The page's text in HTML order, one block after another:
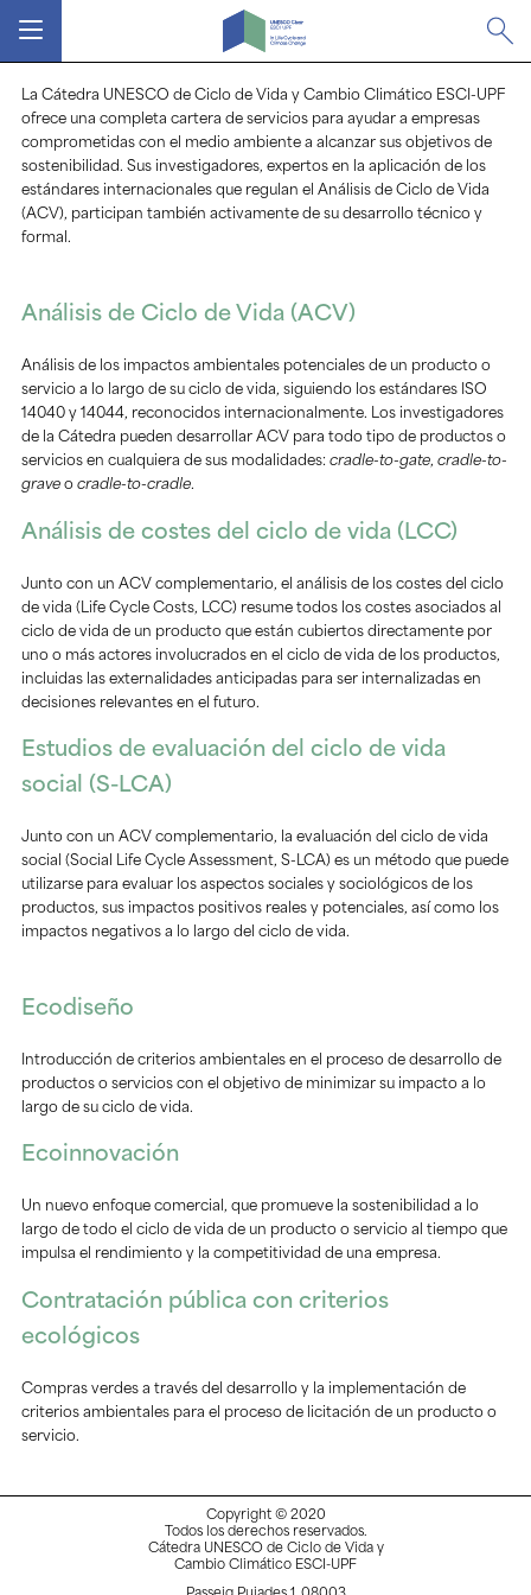
MENÚ
La Cátedra UNESCO de Ciclo de Vida y Cambio Climático ESCI-UPF
ofrece una completa cartera de servicios para ayudar a empresas
comprometidas con el medio ambiente a alcanzar sus objetivos de
sostenibilidad. Sus investigadores, expertos en la aplicación de los
estándares internacionales que regulan el Análisis de Ciclo de Vida
(ACV), participan también activamente de su desarrollo técnico y
formal.
Análisis de Ciclo de Vida (ACV)
Análisis de los impactos ambientales potenciales de un producto o
servicio a lo largo de su ciclo de vida, siguiendo los estándares ISO
14040 y 14044, reconocidos internacionalmente. Los investigadores
de la Cátedra pueden desarrollar ACV para todo tipo de productos o
servicios en cualquiera de sus modalidades: cradle-to-gate, cradle-to-
grave o cradle-to-cradle.
Análisis de costes del ciclo de vida (LCC)
Junto con un ACV complementario, el análisis de los costes del ciclo
de vida (Life Cycle Costs, LCC) resume todos los costes asociados al
ciclo de vida de un producto que están cubiertos directamente por
uno o más actores involucrados en el ciclo de vida de los productos,
incluidas las externalidades anticipadas para ser internalizadas en
decisiones relevantes en el futuro.
Estudios de evaluación del ciclo de vida
social (S-LCA)
Junto con un ACV complementario, la evaluación del ciclo de vida
social (Social Life Cycle Assessment, S-LCA) es un método que puede
utilizarse para evaluar los aspectos sociales y sociológicos de los
productos, sus impactos positivos reales y potenciales, así como los
impactos negativos a lo largo del ciclo de vida.
Ecodiseño
Introducción de criterios ambientales en el proceso de desarrollo de
productos o servicios con el objetivo de minimizar su impacto a lo
largo de su ciclo de vida.
Ecoinnovación
Un nuevo enfoque comercial, que promueve la sostenibilidad a lo
largo de todo el ciclo de vida de un producto o servicio al tiempo que
impulsa el rendimiento y la competitividad de una empresa.
Contratación pública con criterios
ecológicos
Compras verdes a través del desarrollo y la implementación de
criterios ambientales para el proceso de licitación de un producto o
servicio.
Copyright © 2020
Todos los derechos reservados.
Cátedra UNESCO de Ciclo de Vida y
Cambio Climático ESCI-UPF